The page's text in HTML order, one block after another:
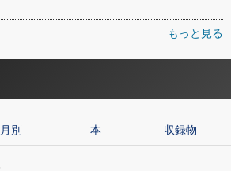
もっと見る
月別 本 収録物